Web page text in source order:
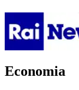
Economia